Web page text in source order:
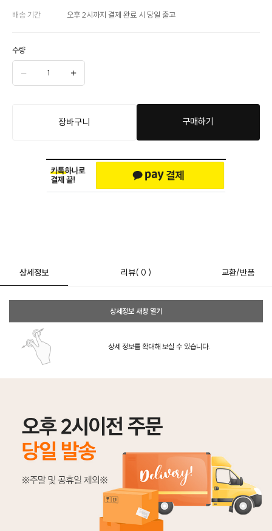
배송 기간 오후 2시까지 결제 완료 시 당일 출고
수량
장바구니 구매하기
상세정보 리뷰( 0 ) 교환/반품
상세정보 새창 열기
상세 정보를 확대해 보실 수 있습니다.